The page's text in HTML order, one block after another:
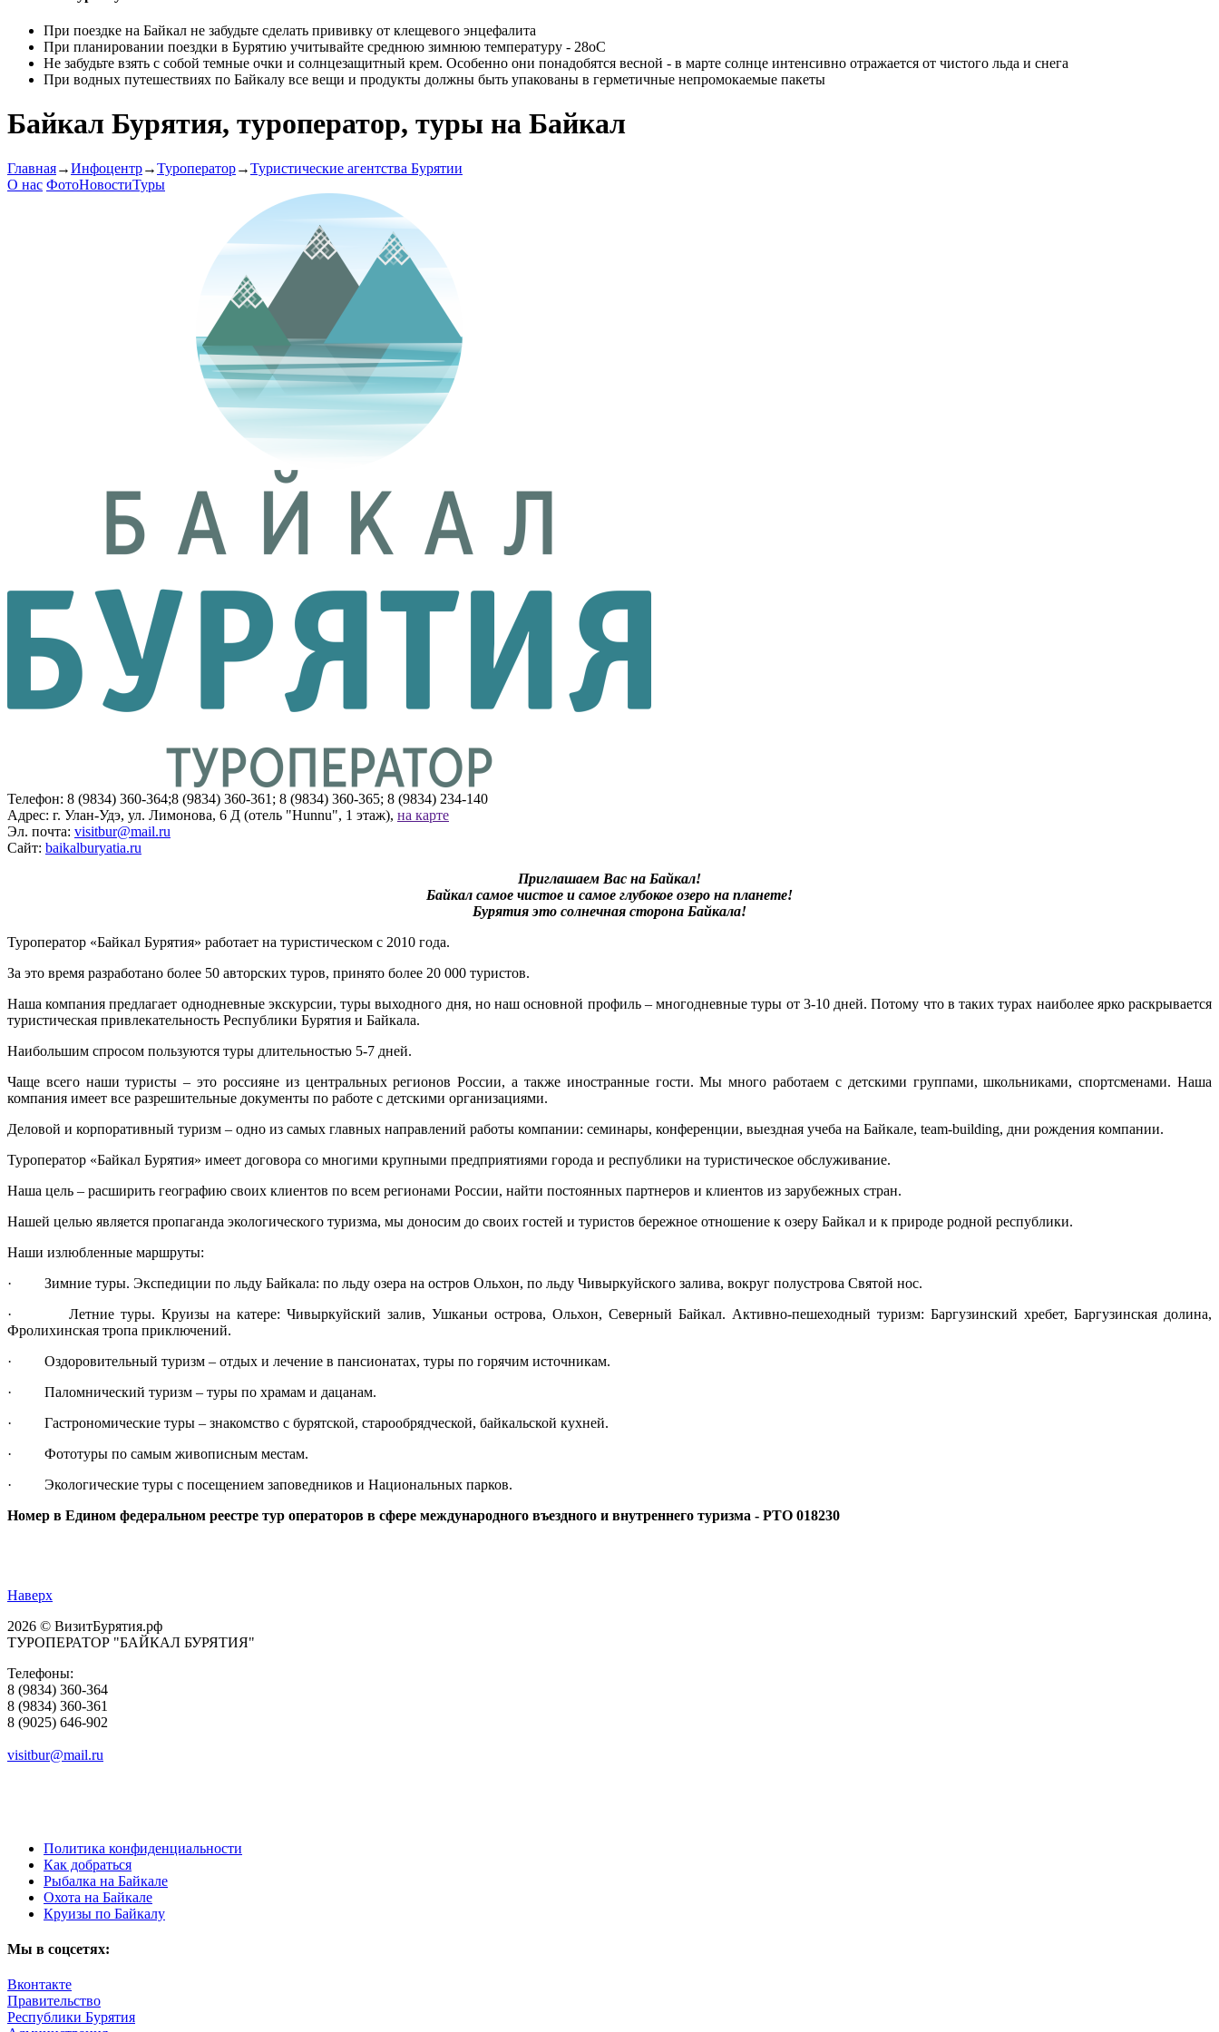
При поездке на Байкал не забудьте сделать прививку от клещевого энцефалита
При планировании поездки в Бурятию учитывайте среднюю зимнюю температуру - 28оС
Не забудьте взять с собой темные очки и солнцезащитный крем. Особенно они понадобятся весной - в марте солнце интенсивно отражается от чистого льда и снега
При водных путешествиях по Байкалу все вещи и продукты должны быть упакованы в герметичные непромокаемые пакеты
Байкал Бурятия, туроператор, туры на Байкал
Главная→Инфоцентр→Туроператор→Туристические агентства Бурятии
О нас ФотоНовостиТуры
Телефон: 8 (9834) 360-364;8 (9834) 360-361; 8 (9834) 360-365; 8 (9834) 234-140
Адрес: г. Улан-Удэ, ул. Лимонова, 6 Д (отель "Hunnu", 1 этаж), на карте
Эл. почта: visitbur@mail.ru
Сайт: baikalburyatia.ru
Приглашаем Вас на Байкал!
Байкал самое чистое и самое глубокое озеро на планете!
Бурятия это солнечная сторона Байкала!
Туроператор «Байкал Бурятия» работает на туристическом c 2010 года.
За это время разработано более 50 авторских туров, принято более 20 000 туристов.
Наша компания предлагает однодневные экскурсии, туры выходного дня, но наш основной профиль – многодневные туры от 3-10 дней. Потому что в таких турах наиболее ярко раскрывается
туристическая привлекательность Республики Бурятия и Байкала.
Наибольшим спросом пользуются туры длительностью 5-7 дней.
Чаще всего наши туристы – это россияне из центральных регионов России, а также иностранные гости. Мы много работаем с детскими группами, школьниками, спортсменами. Наша
компания имеет все разрешительные документы по работе с детскими организациями.
Деловой и корпоративный туризм – одно из самых главных направлений работы компании: семинары, конференции, выездная учеба на Байкале, team-building, дни рождения компании.
Туроператор «Байкал Бурятия» имеет договора со многими крупными предприятиями города и республики на туристическое обслуживание.
Наша цель – расширить географию своих клиентов по всем регионами России, найти постоянных партнеров и клиентов из зарубежных стран.
Нашей целью является пропаганда экологического туризма, мы доносим до своих гостей и туристов бережное отношение к озеру Байкал и к природе родной республики.
Наши излюбленные маршруты:
· Зимние туры. Экспедиции по льду Байкала: по льду озера на остров Ольхон, по льду Чивыркуйского залива, вокруг полустрова Святой нос.
· Летние туры. Круизы на катере: Чивыркуйский залив, Ушканьи острова, Ольхон, Северный Байкал. Активно-пешеходный туризм: Баргузинский хребет, Баргузинская долина,
Фролихинская тропа приключений.
· Оздоровительный туризм – отдых и лечение в пансионатах, туры по горячим источникам.
· Паломнический туризм – туры по храмам и дацанам.
· Гастрономические туры – знакомство с бурятской, старообрядческой, байкальской кухней.
· Фототуры по самым живописным местам.
· Экологические туры с посещением заповедников и Национальных парков.
Номер в Едином федеральном реестре тур операторов в сфере международного въездного и внутреннего туризма - РТО 018230
Наверх
2026 © ВизитБурятия.рф
ТУРОПЕРАТОР "БАЙКАЛ БУРЯТИЯ"
Телефоны:
8 (9834) 360-364
8 (9834) 360-361
8 (9025) 646-902
visitbur@mail.ru
Политика конфиденциальности
Как добраться
Рыбалка на Байкале
Охота на Байкале
Круизы по Байкалу
Мы в соцсетях:
Вконтакте
Правительство
Республики Бурятия